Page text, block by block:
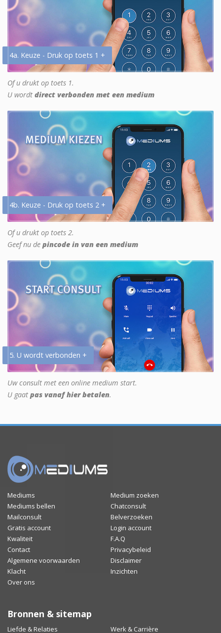
4a. Keuze - Druk op toets 1 +
Of u drukt op toets 1.
U wordt direct verbonden met een medium
4b. Keuze - Druk op toets 2 +
Of u drukt op toets 2.
Geef nu de pincode in van een medium
5. U wordt verbonden +
Uw consult met een online medium start.
U gaat pas vanaf hier betalen.
Mediums
Medium zoeken
Mediums bellen
Chatconsult
Mailconsult
Belverzoeken
Gratis account
Login account
Kwaliteit
F.A.Q
Contact
Privacybeleid
Algemene voorwaarden
Disclaimer
Klacht
Inzichten
Over ons
Bronnen & sitemap
Liefde & Relaties Werk & Carrière